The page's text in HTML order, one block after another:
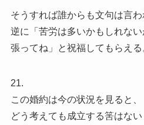
そうすれば誰からも文句は言わ
逆に「苦労は多いかもしれな
張ってね」と祝福してもらえる
21.
この婚約は今の状況を見ると、
どう考えても成立する筈はない